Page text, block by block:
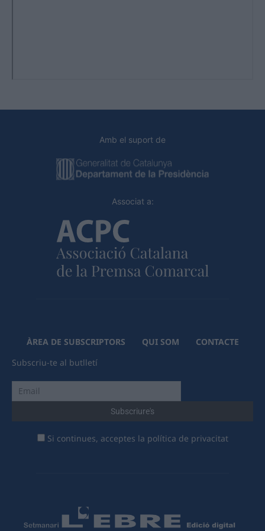
Amb el suport de
Associat a:
ÀREA DE SUBSCRIPTORS QUI SOM
CONTACTE
Subscriu-te al butlletí
Si continues, acceptes la política de privacitat